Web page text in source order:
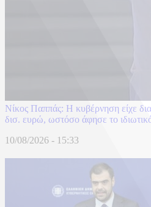
Nίκος Παππάς: Η κυβέρνηση είχε
δισ. ευρώ, ωστόσο άφησε το
10/08/2026 - 15:33